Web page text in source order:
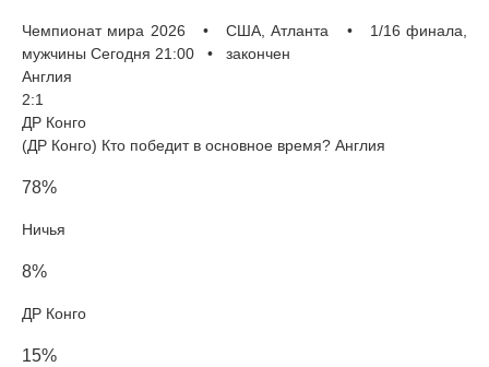
Чемпионат мира 2026 • США, Атланта • 1/16 финала,
мужчины Сегодня 21:00 • закончен
Англия
2:1
ДР Конго
(ДР Конго) Кто победит в основное время? Англия
78%
Ничья
8%
ДР Конго
15%